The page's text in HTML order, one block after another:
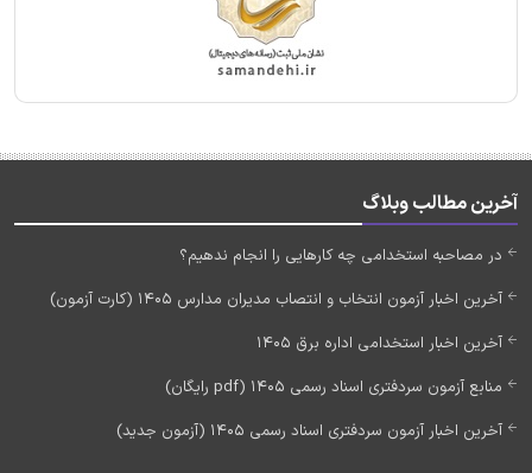
آخرین مطالب وبلاگ
در مصاحبه استخدامی چه کارهایی را انجام ندهیم؟
آخرین اخبار آزمون انتخاب و انتصاب مدیران مدارس 1405 (کارت آزمون)
آخرین اخبار استخدامی اداره برق 1405
منابع آزمون سردفتری اسناد رسمی 1405 (pdf رایگان)
آخرین اخبار آزمون سردفتری اسناد رسمی 1405 (آزمون جدید)